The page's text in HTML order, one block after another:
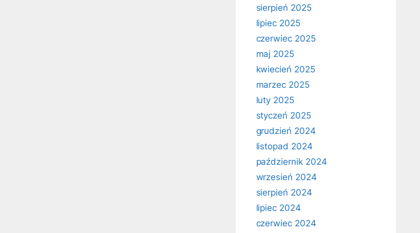
sierpień 2025
lipiec 2025
czerwiec 2025
maj 2025
kwiecień 2025
marzec 2025
luty 2025
styczeń 2025
grudzień 2024
listopad 2024
październik 2024
wrzesień 2024
sierpień 2024
lipiec 2024
czerwiec 2024